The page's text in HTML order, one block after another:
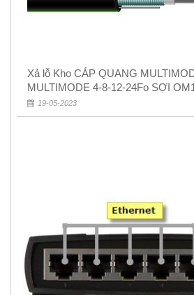
Xả lỗ Kho CÁP QUANG MULTIMODE CÁP
MULTIMODE 4-8-12-24Fo SỢI
Rẻ 5k
19-05-2023